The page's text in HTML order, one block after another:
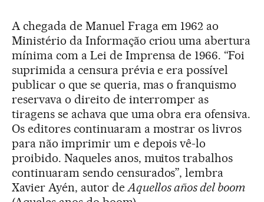
A chegada de Manuel Fraga em 1962 ao
Ministério da Informação criou uma abertura
mínima com a Lei de Imprensa de 1966. “Foi
suprimida a censura prévia e era possível
publicar o que se queria, mas o franquismo
reservava o direito de interromper as
tiragens se achava que uma obra era ofensiva.
Os editores continuaram a mostrar os livros
para não imprimir um e depois vê-lo
proibido. Naqueles anos, muitos trabalhos
continuaram sendo censurados”, lembra
Xavier Ayén, autor de Aquellos años del boom